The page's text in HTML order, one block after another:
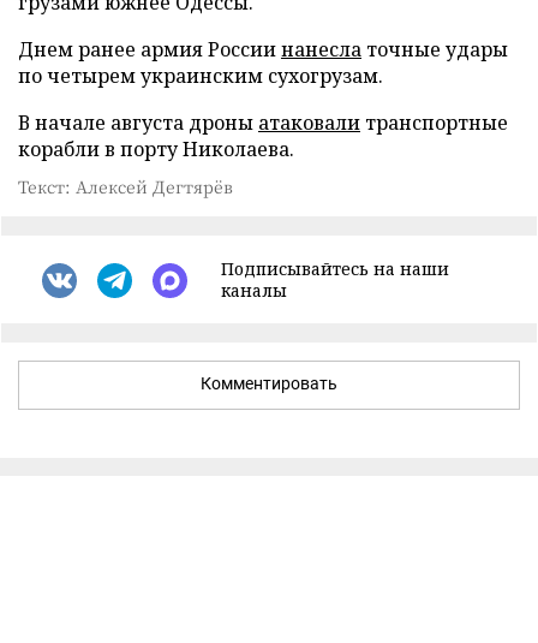
Днем ранее армия Россиинанесла точные удары
по четырем украинским сухогрузам.
В начале августа дроны атаковали транспортные
корабли в порту Николаева.
Текст: Алексей Дегтярёв
Подписывайтесь на наши
каналы
Комментировать